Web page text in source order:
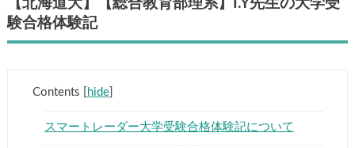
【北海道大】【総合教育部理系】I.Y先生の大学受
験合格体験記
Contents hide]
スマートレーダー大学受験合格体験記について